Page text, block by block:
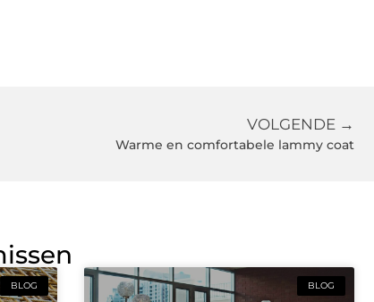
VOLGENDE →
Warme en comfortabele lammy coat
BLOG BLOG